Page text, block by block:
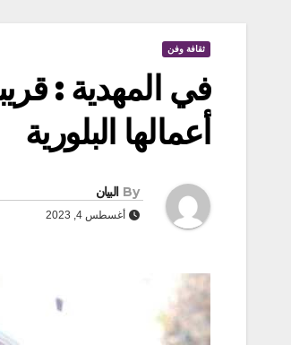
ثقافة وفن
في المهدية :
أعمالها البلورية
By البيان
أغسطس 4, 2023